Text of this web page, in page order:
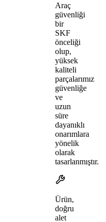
Araç
güvenliği
bir
SKF
önceliği
olup,
yüksek
kaliteli
parçalarımız
güvenliğe
ve
uzun
süre
dayanıklı
onarımlara
yönelik
olarak
tasarlanmıştır.
Ürün,
doğru
alet